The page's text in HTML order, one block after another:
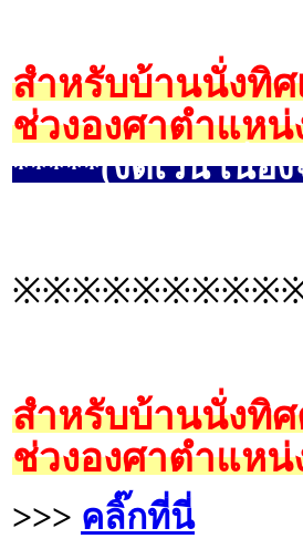
สำหรับบ้านนั่งทิ
ช่วงองศาตำแหน่
*****(งดเว้น เนื่อ
สำหรับบ้านนั่งทิ
ช่วงองศาตำแหน่
>>> คลิ๊กที่นี่